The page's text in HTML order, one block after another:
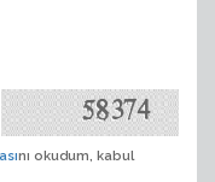
nı okudum, kabul